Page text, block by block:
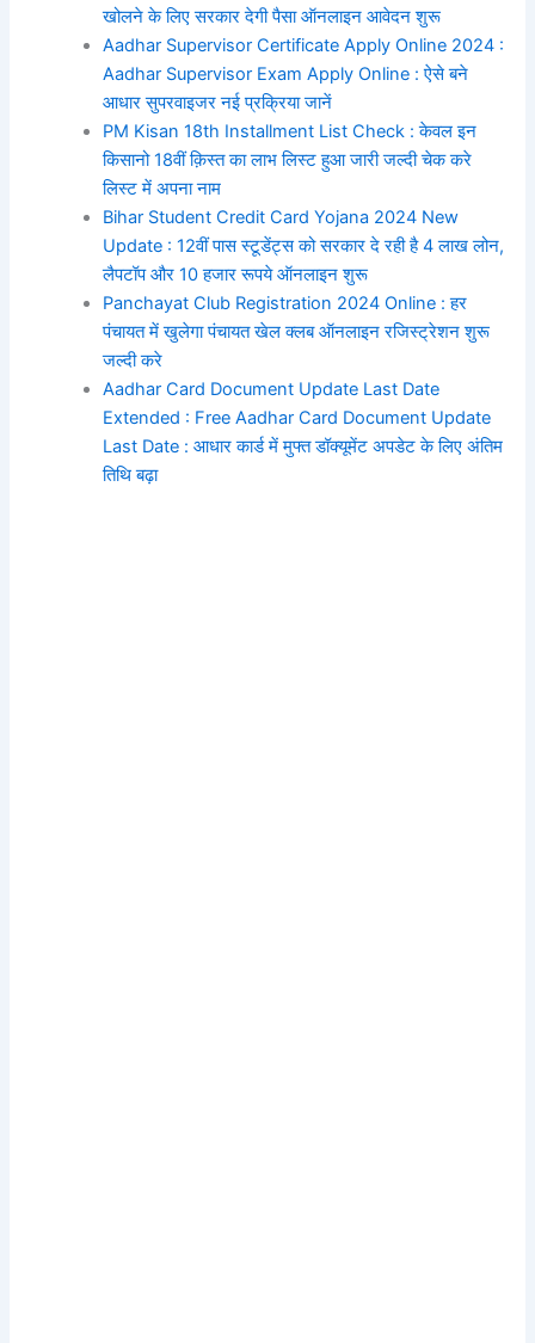
खोलने के लिए सरकार देगी पैसा ऑनलाइन आवेदन शुरू
Aadhar Supervisor Certificate Apply Online 2024 :
Aadhar Supervisor Exam Apply Online : ऐसे बने
आधार सुपरवाइजर नई प्रक्रिया जानें
PM Kisan 18th Installment List Check : केवल इन
किसानो 18वीं क़िस्त का लाभ लिस्ट हुआ जारी जल्दी चेक करे
लिस्ट में अपना नाम
Bihar Student Credit Card Yojana 2024 New
Update : 12वीं पास स्टूडेंट्स को सरकार दे रही है 4 लाख लोन,
लैपटॉप और 10 हजार रूपये ऑनलाइन शुरू
Panchayat Club Registration 2024 Online : हर
पंचायत में खुलेगा पंचायत खेल क्लब ऑनलाइन रजिस्ट्रेशन शुरू
जल्दी करे
Aadhar Card Document Update Last Date
Extended : Free Aadhar Card Document Update
Last Date : आधार कार्ड में मुफ्त डॉक्यूमेंट अपडेट के लिए अंतिम
तिथि बढ़ा